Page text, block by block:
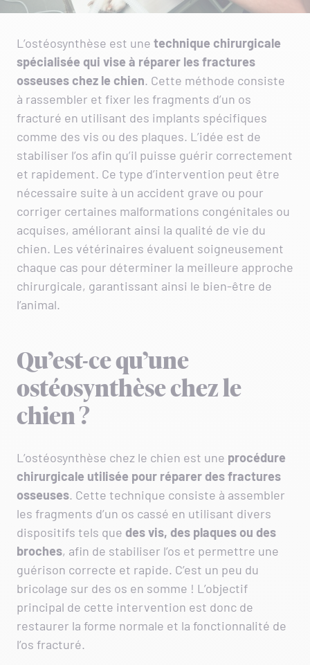
L’ostéosynthèse est une technique chirurgicale
spécialisée qui vise à réparer les fractures
osseuses chez le chien. Cette méthode consiste
à rassembler et fixer les fragments d’un os
fracturé en utilisant des implants spécifiques
comme des vis ou des plaques. L’idée est de
stabiliser l’os afin qu’il puisse guérir correctement
et rapidement. Ce type d’intervention peut être
nécessaire suite à un accident grave ou pour
corriger certaines malformations congénitales ou
acquises, améliorant ainsi la qualité de vie du
chien. Les vétérinaires évaluent soigneusement
chaque cas pour déterminer la meilleure approche
chirurgicale, garantissant ainsi le bien-être de
l’animal.
Qu’est-ce qu’une
ostéosynthèse chez le
chien ?
L’ostéosynthèse chez le chien est une procédure
chirurgicale utilisée pour réparer des fractures
osseuses. Cette technique consiste à assembler
les fragments d’un os cassé en utilisant divers
dispositifs tels que des vis, des plaques ou des
broches, afin de stabiliser l’os et permettre une
guérison correcte et rapide. C’est un peu du
bricolage sur des os en somme ! L’objectif
principal de cette intervention est donc de
restaurer la forme normale et la fonctionnalité de
l’os fracturé.